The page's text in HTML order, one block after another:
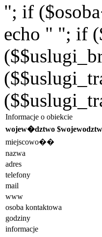
"; if
echo " "; if
Informacje o obiekcie
wojew�dztwo
miejscowo��
nazwa
adres
telefony
mail
www
osoba kontaktowa
godziny
informacje